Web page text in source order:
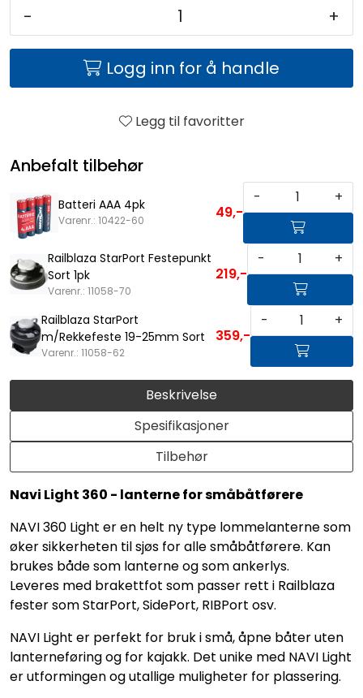
Beskrivelse
Spesifikasjoner
Tilbehør
Navi Light 360 - lanterne for småbåtførere
NAVI 360 Light er en helt ny type lommelanterne som
øker sikkerheten til sjøs for alle småbåtførere. Kan
brukes både som lanterne og som ankerlys.
Leveres med brakettfot som passer rett i Railblaza
fester som StarPort, SidePort, RIBPort osv.
NAVI Light er perfekt for bruk i små, åpne båter uten
lanterneføring og for kajakk. Det unike med NAVI Light
er utformingen og utallige muligheter for plassering.
- +
Logg inn for å handle
Legg til favoritter
Anbefalt tilbehør
Batteri AAA 4pk
Varenr.: 10422-60 49,-
- +
Railblaza StarPort Festepunkt
Sort 1pk
Varenr.: 11058-70
219,-
- +
Railblaza StarPort
m/Rekkefeste 19-25mm Sort
Varenr.: 11058-62
359,-
- +